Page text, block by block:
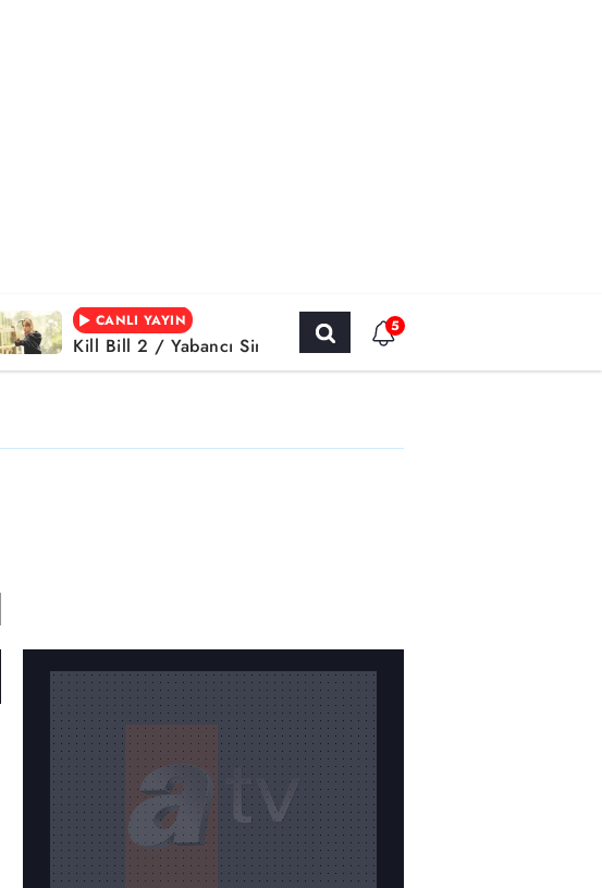
CANLI YAYIN
Kill Bill 2 / Yabancı Sinema
5